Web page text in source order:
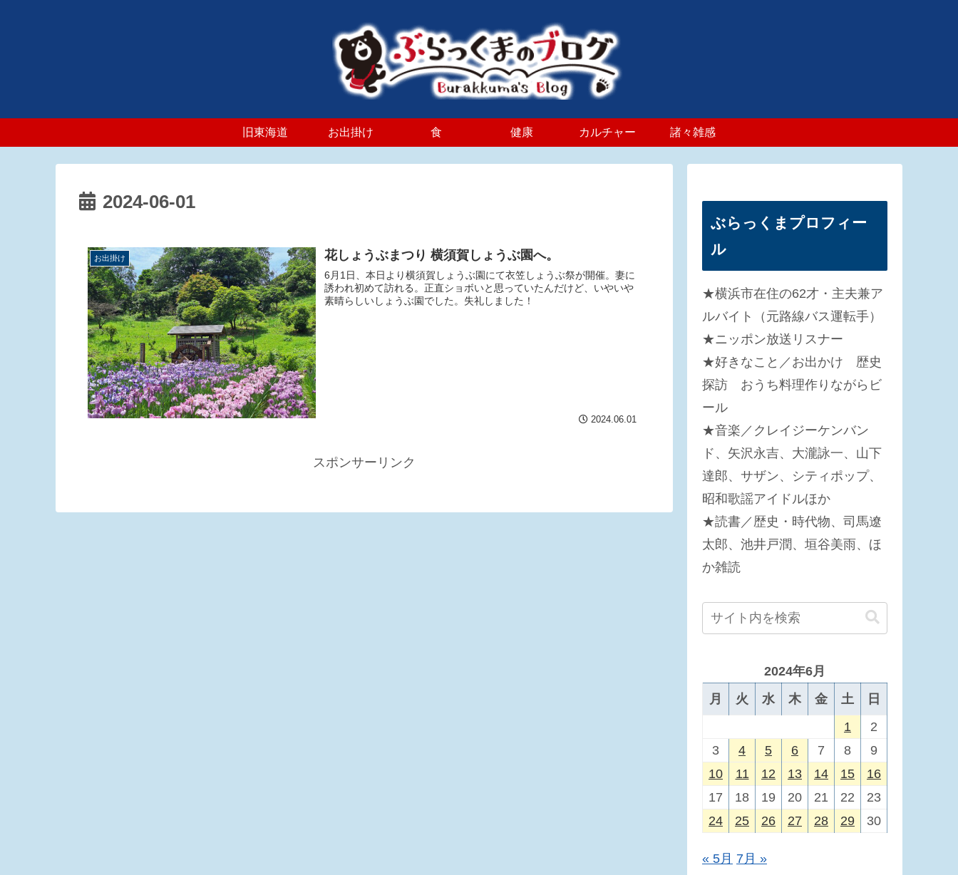
旧東海道 お出掛け 食 健康 カルチャー 諸々雑感
2024-06-01
お出掛け 花しょうぶまつり 横須賀しょうぶ園へ。
6月1日、本日より横須賀しょうぶ園にて衣笠しょうぶ祭が開催。妻に
誘われ初めて訪れる。正直ショボいと思っていたんだけど、いやいや
素晴らしいしょうぶ園でした。失礼しました！
2024.06.01
スポンサーリンク
ぶらっくまプロフィー
ル
★横浜市在住の62才・主夫兼ア
ルバイト（元路線バス運転手）
★ニッポン放送リスナー
★好きなこと／お出かけ 歴史
探訪 おうち料理作りながらビ
ール
★音楽／クレイジーケンバン
ド、矢沢永吉、大瀧詠一、山下
達郎、サザン、シティポップ、
昭和歌謡アイドルほか
★読書／歴史・時代物、司馬遼
太郎、池井戸潤、垣谷美雨、ほ
か雑読
2024年6月
月
火 水 木 金 土
日
1
2
3
4 5 6 7 8
9
10
11 12 13 14 15
16
17
18 19 20 21 22
23
24
25 26 27 28 29 30
« 5月 7月 »